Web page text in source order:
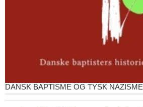
DANSK BAPTISME OG TYSK NAZISME